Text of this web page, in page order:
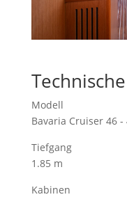
Modell
Bavaria Cruiser 46 -
Tiefgang
1.85 m
Kabinen